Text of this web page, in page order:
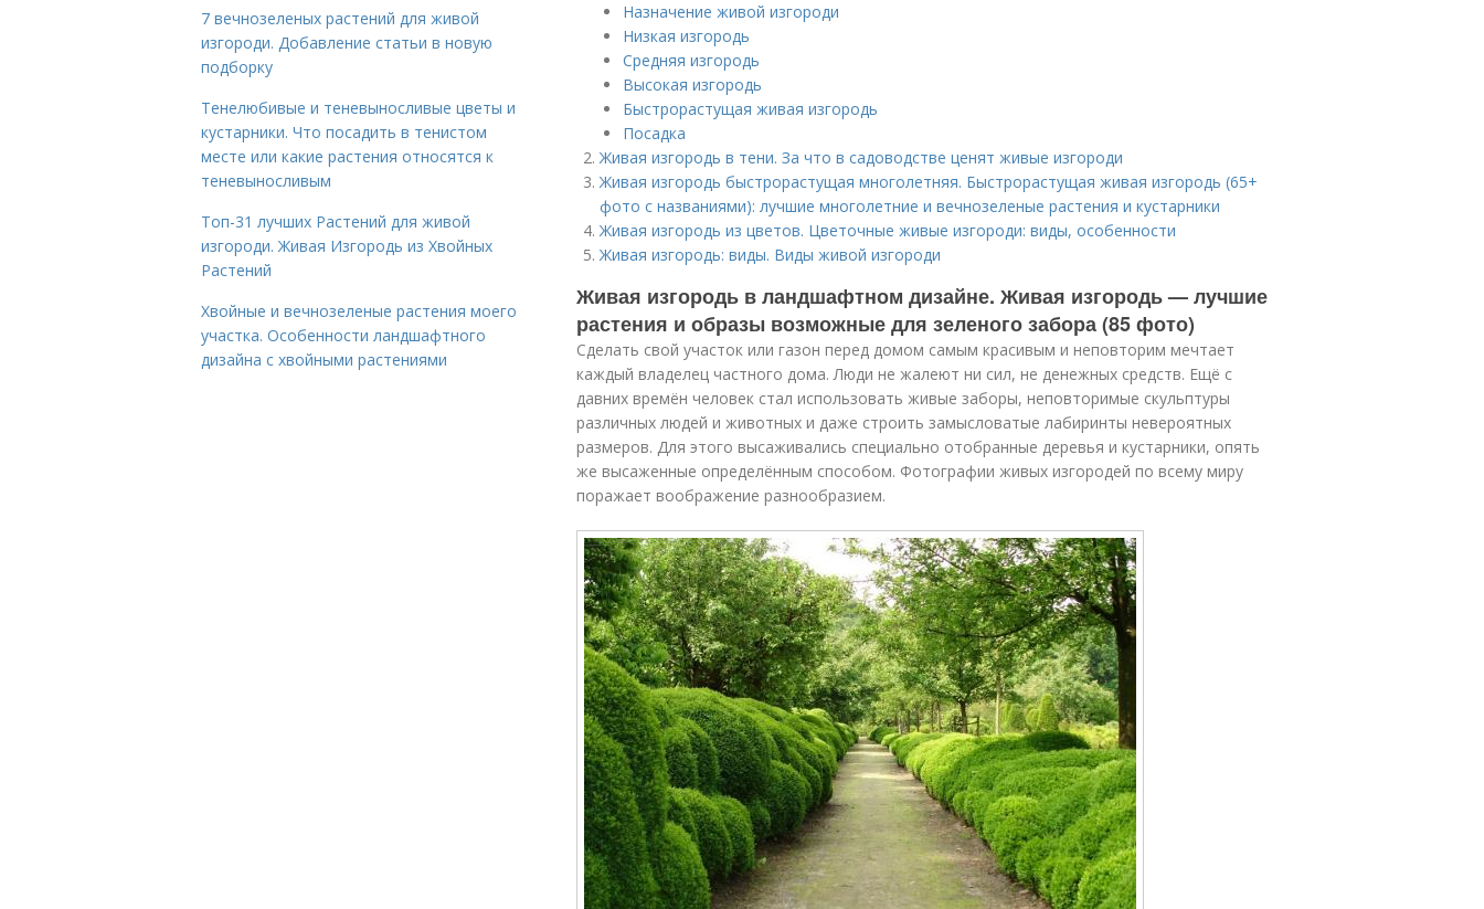
Назначение живой изгороди
Низкая изгородь
Средняя изгородь
Высокая изгородь
Быстрорастущая живая изгородь
Посадка
Живая изгородь в тени. За что в садоводстве ценят живые изгороди
Живая изгородь быстрорастущая многолетняя. Быстрорастущая живая изгородь (65+
фото с названиями): лучшие многолетние и вечнозеленые растения и кустарники
Живая изгородь из цветов. Цветочные живые изгороди: виды, особенности
Живая изгородь: виды. Виды живой изгороди
Живая изгородь в ландшафтном дизайне. Живая изгородь — лучшие
растения и образы возможные для зеленого забора (85 фото)
Сделать свой участок или газон перед домом самым красивым и неповторим мечтает
каждый владелец частного дома. Люди не жалеют ни сил, не денежных средств. Ещё с
давних времён человек стал использовать живые заборы, неповторимые скульптуры
различных людей и животных и даже строить замысловатые лабиринты невероятных
размеров. Для этого высаживались специально отобранные деревья и кустарники, опять
же высаженные определённым способом. Фотографии живых изгородей по всему миру
поражает воображение разнообразием.
7 вечнозеленых растений для живой
изгороди. Добавление статьи в новую
подборку
Тенелюбивые и теневыносливые цветы и
кустарники. Что посадить в тенистом
месте или какие растения относятся к
теневыносливым
Топ-31 лучших Растений для живой
изгороди. Живая Изгородь из Хвойных
Растений
Хвойные и вечнозеленые растения моего
участка. Особенности ландшафтного
дизайна с хвойными растениями